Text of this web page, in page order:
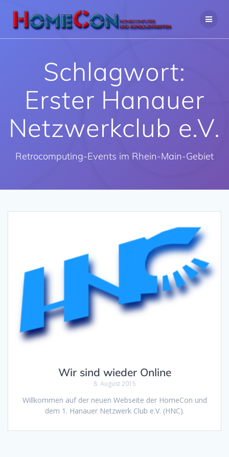
Inhalt
springen
Schlagwort:
Erster Hanauer
Netzwerkclub e.V.
Retrocomputing-Events im Rhein-Main-Gebiet
Wir sind wieder Online
8. August 2015
Willkommen auf der neuen Webseite der HomeCon und
dem 1. Hanauer Netzwerk Club e.V. (HNC).